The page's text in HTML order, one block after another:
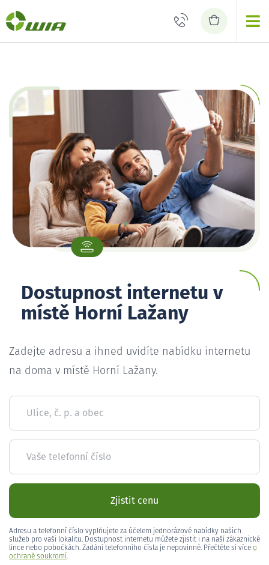
Dostupnost internetu v
místě Horní Lažany
Zadejte adresu a ihned uvidíte nabídku internetu
na doma v místě Horní Lažany.
Ulice, č. p. a obec
Vaše telefonní číslo
Zjistit cenu
Adresu a telefonní číslo vyplňujete za účelem jednorázové nabídky našich
služeb pro vaši lokalitu. Dostupnost internetu můžete zjistit i na naší zákaznické
lince nebo pobočkách. Zadání telefonního čísla je nepovinné. Přečtěte si více o
ochraně soukromí.